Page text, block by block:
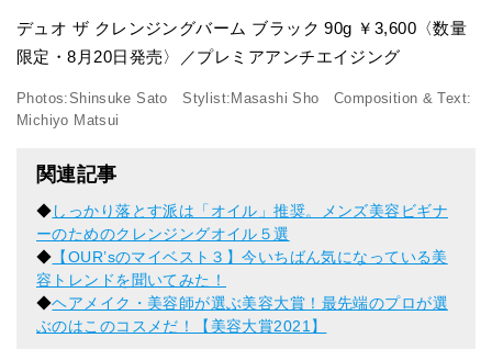
デュオ ザ クレンジングバーム ブラック 90g ￥3,600〈数量
限定・8月20日発売〉／プレミアアンチエイジング
Photos:Shinsuke Sato Stylist:Masashi Sho Composition & Text:
Michiyo Matsui
関連記事
◆しっかり落とす派は「オイル」推奨。メンズ美容ビギナ
ーのためのクレンジングオイル５選
◆ 【OUR’sのマイベスト３】今いちばん気になっている美
容トレンドを聞いてみた！
◆ヘアメイク・美容師が選ぶ美容大賞！最先端のプロが選
ぶのはこのコスメだ！【美容大賞2021】